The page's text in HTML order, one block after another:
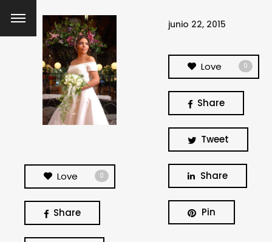
Love 0
Share
junio 22, 2015
Love 0
Share
Tweet
Share
Pin